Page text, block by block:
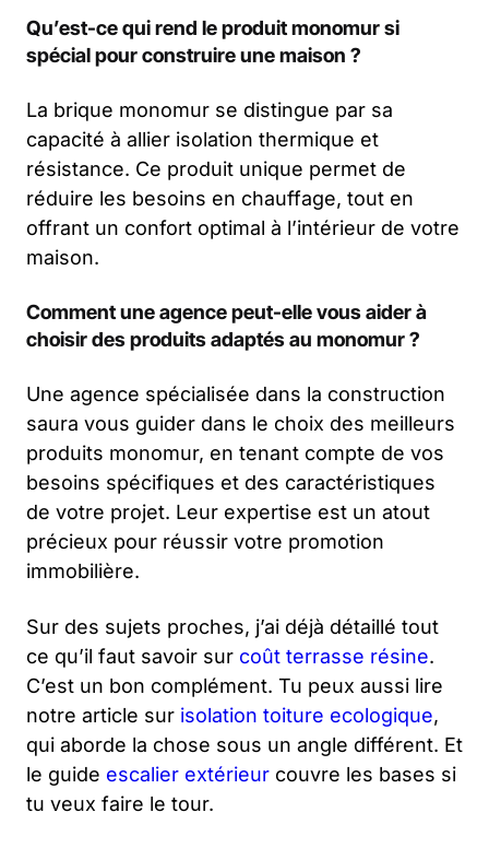
Qu’est-ce qui rend le produit monomur si
spécial pour construire une maison ?
La brique monomur se distingue par sa
capacité à allier isolation thermique et
résistance. Ce produit unique permet de
réduire les besoins en chauffage, tout en
offrant un confort optimal à l’intérieur de votre
maison.
Comment une agence peut-elle vous aider à
choisir des produits adaptés au monomur ?
Une agence spécialisée dans la construction
saura vous guider dans le choix des meilleurs
produits monomur, en tenant compte de vos
besoins spécifiques et des caractéristiques
de votre projet. Leur expertise est un atout
précieux pour réussir votre promotion
immobilière.
Sur des sujets proches, j’ai déjà détaillé tout
ce qu’il faut savoir sur coût terrasse résine.
C’est un bon complément. Tu peux aussi lire
notre article sur isolation toiture ecologique,
qui aborde la chose sous un angle différent. Et
le guide escalier extérieur couvre les bases si
tu veux faire le tour.